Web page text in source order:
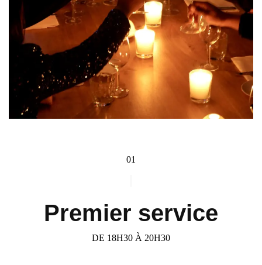
01
Premier service
DE 18H30 À 20H30